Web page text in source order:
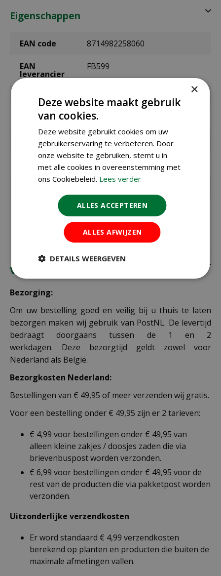
Eigenschappen
EAN code 8714982258060
EAN
leverancier
FB599
Merk Esschert Design
Kleur groen
Geschikt voor vogels
Diameter 15,6 cm
Materiaal staal
Verzending
Bezorging:
Om uw bestelling goed en veilig bij u thuis te laten
bezorgen maken wij gebruik van PostNL. De levertijd
bedraagt doorgaans tussen de 1 en 2
werkdagen. Deze bezorgtijd geldt zowel voor
Nederland als België.
Bezorgkosten Nederland:
Bestellingen van € 49,95 of meer verzenden wij gratis.
Voor een bestelling onder € 49,95 zijn er 2 tarieven:
€ 4,99 voor bestellingen onder € 49,95 van
alleen kleine zakjes / doosjes zaden die via
brievenbuspost worden verzonden.
€ 6,99 voor bestellingen onder € 49,95 voor de
rest van de producten die via pakketpost worden
verzonden.
Uitzonderlijke verzendkosten
Er word standaard € 4,99 verzendkosten
berekend op planten en producten die buiten de
maximale afmetingen vallen.
×
Deze website maakt gebruik
van cookies.
Deze website gebruikt cookies om uw
gebruikerservaring te verbeteren. Door
onze website te gebruiken, stemt u in
met alle cookies in overeenstemming met
ons Cookiebeleid. Lees verder
ALLES ACCEPTEREN
ALLES AFWIJZEN
DETAILS WEERGEVEN